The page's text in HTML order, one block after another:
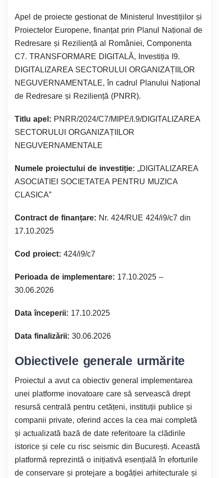
Apel de proiecte gestionat de Ministerul Investițiilor și
Proiectelor Europene, finanțat prin Planul Național de
Redresare și Reziliență al României, Componenta
C7. TRANSFORMARE DIGITALĂ, Investiția I9.
DIGITALIZAREA SECTORULUI ORGANIZAȚIILOR
NEGUVERNAMENTALE, în cadrul Planului Național
de Redresare și Reziliență (PNRR).
Titlu apel: PNRR/2024/C7/MIPE/I.9/DIGITALIZAREA
SECTORULUI ORGANIZAȚIILOR
NEGUVERNAMENTALE
Numele proiectului de investiție: „DIGITALIZAREA
ASOCIATIEI SOCIETATEA PENTRU MUZICA
CLASICA”
Contract de finanțare: Nr. 424/RUE 424/i9/c7 din
17.10.2025
Cod proiect: 424/i9/c7
Perioada de implementare: 17.10.2025 –
30.06.2026
Data începerii: 17.10.2025
Data finalizării: 30.06.2026
Obiectivele generale urmărite
Proiectul a avut ca obiectiv general implementarea
unei platforme inovatoare care să servească drept
resursă centrală pentru cetățeni, instituții publice și
companii private, oferind acces la cea mai completă
și actualizată bază de date referitoare la clădirile
istorice și cele cu risc seismic din București. Această
platformă reprezintă o inițiativă esențială în eforturile
de conservare și protejare a bogăției arhitecturale și